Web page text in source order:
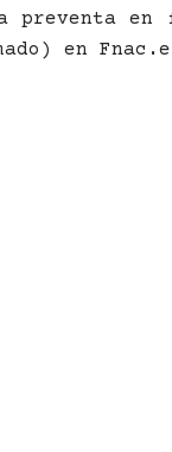
preventa en
en